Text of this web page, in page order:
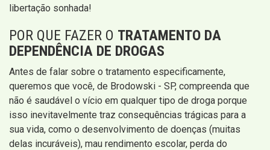
libertação sonhada!
POR QUE FAZER O TRATAMENTO DA
DEPENDÊNCIA DE DROGAS
Antes de falar sobre o tratamento especificamente,
queremos que você, de Brodowski - SP, compreenda que
não é saudável o vício em qualquer tipo de droga porque
isso inevitavelmente traz consequências trágicas para a
sua vida, como o desenvolvimento de doenças (muitas
delas incuráveis), mau rendimento escolar, perda do